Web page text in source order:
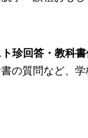
珍回答・教科
の質問など、